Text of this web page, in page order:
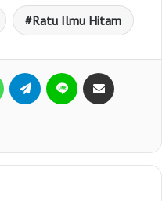
Ratu Ilmu Hitam